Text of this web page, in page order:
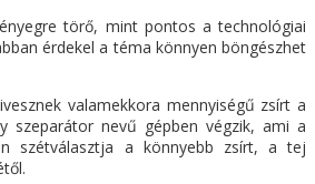
törő, mint pontos a technológiai
érdekel a téma könnyen böngészhet
valamekkora mennyiségű zsírt a
szeparátor nevű gépben végzik, ami a
szétválasztja a könnyebb zsírt, a tej